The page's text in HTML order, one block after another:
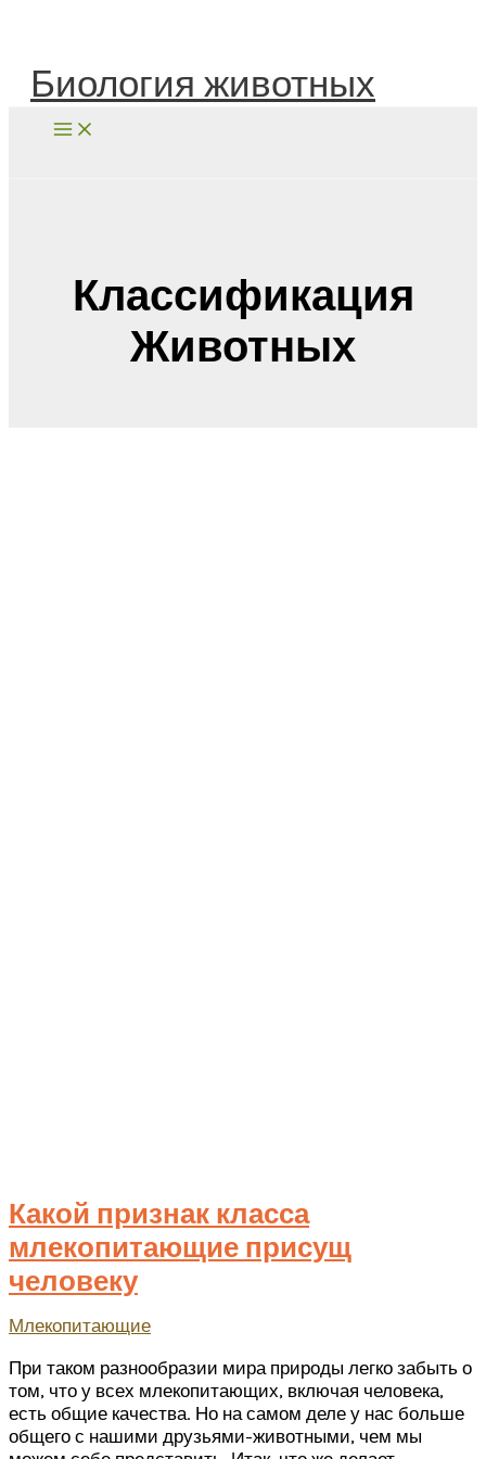
Биология животных
Классификация
Животных
Какой признак класса
млекопитающие присущ
человеку
Млекопитающие
При таком разнообразии мира природы легко забыть о
том, что у всех млекопитающих, включая человека,
есть общие качества. Но на самом деле у нас больше
общего с нашими друзьями-животными, чем мы